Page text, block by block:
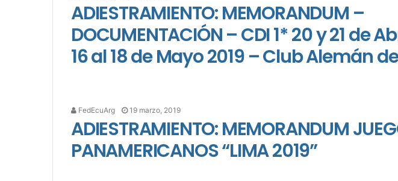
ADIESTRAMIENTO: MEMORANDUM –
DOCUMENTACIÓN – CDI 1* 20 y 21 de
16 al 18 de Mayo 2019 – Club Alemán
FedEcuArg 19 marzo, 2019
ADIESTRAMIENTO: MEMORANDUM
PANAMERICANOS “LIMA 2019”